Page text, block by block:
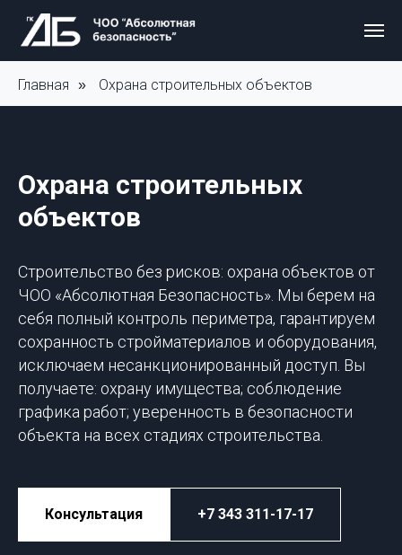
Главная » Охрана строительных объектов
Охрана строительных
объектов
Строительство без рисков: охрана объектов от
ЧОО «Абсолютная Безопасность». Мы берем на
себя полный контроль периметра, гарантируем
сохранность стройматериалов и оборудования,
исключаем несанкционированный доступ. Вы
получаете: охрану имущества; соблюдение
графика работ; уверенность в безопасности
объекта на всех стадиях строительства.
Консультация +7 343 311-17-17